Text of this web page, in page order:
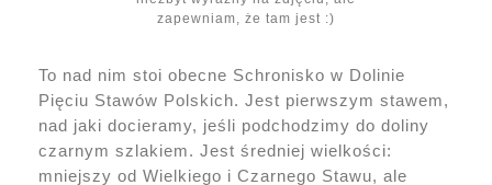
zapewniam, że tam jest :)
To nad nim stoi obecne Schronisko w Dolinie
Pięciu Stawów Polskich. Jest pierwszym stawem,
nad jaki docieramy, jeśli podchodzimy do doliny
czarnym szlakiem. Jest średniej wielkości:
mniejszy od Wielkiego i Czarnego Stawu, ale